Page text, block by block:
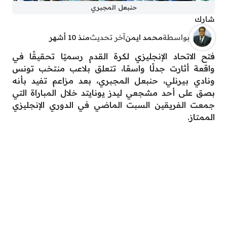
حنبعل المجبري
شارك
بواسطةمحمد ايمنآخر تحديثمنذ 10 أشهر
فتح الاتحاد الإنجليزي لكرة القدم رسميًا تحقيقًا في
واقعة أثارت جدلًا واسعًا، تتعلق بلاعب منتخب تونس
ونادي بيرنلي، حنبعل المجبري، بعد مزاعم تفيد بأنه
بصق على أحد مشجعي ليدز يونايتد خلال المباراة التي
جمعت الفريقين السبت الماضي في الدوري الإنجليزي
الممتاز.